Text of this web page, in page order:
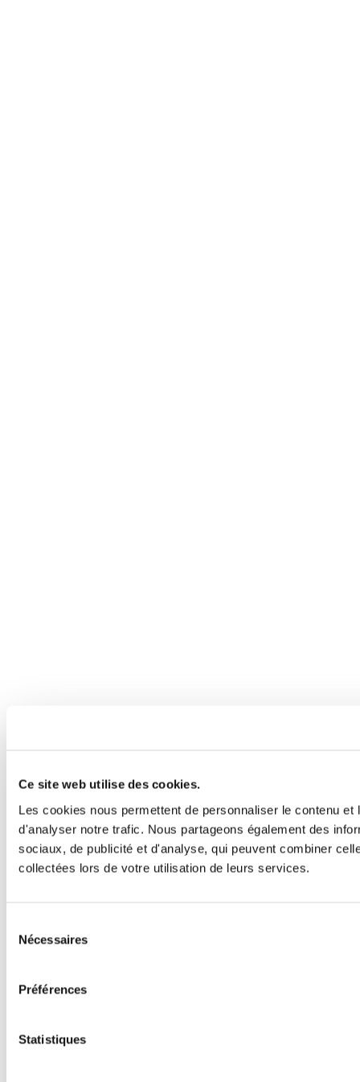
Ce site web utilise des cookies.
Les cookies nous permettent de personnaliser le contenu
d'analyser notre trafic. Nous partageons également des
sociaux, de publicité et d'analyse, qui peuvent combiner
collectées lors de votre utilisation de leurs services.
Nécessaires
Préférences
Statistiques